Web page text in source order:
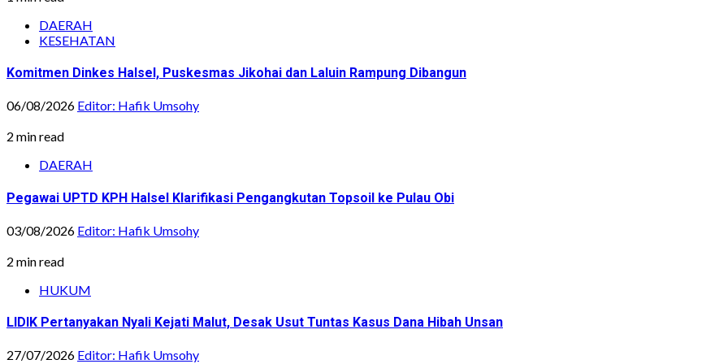
DAERAH
KESEHATAN
Komitmen Dinkes Halsel, Puskesmas Jikohai dan Laluin Rampung Dibangun
06/08/2026 Editor: Hafik Umsohy
2 min read
DAERAH
Pegawai UPTD KPH Halsel Klarifikasi Pengangkutan Topsoil ke Pulau Obi
03/08/2026 Editor: Hafik Umsohy
2 min read
HUKUM
LIDIK Pertanyakan Nyali Kejati Malut, Desak Usut Tuntas Kasus Dana Hibah Unsan
27/07/2026 Editor: Hafik Umsohy